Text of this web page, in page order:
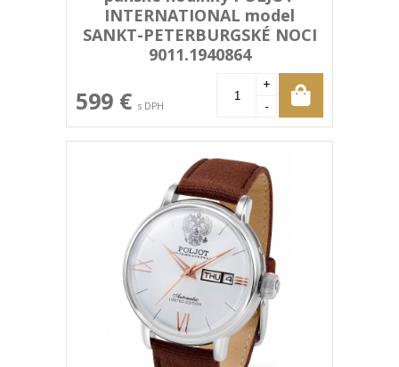
INTERNATIONAL model
SANKT-PETERBURGSKÉ NOCI
9011.1940864
599 € s DPH
+
-